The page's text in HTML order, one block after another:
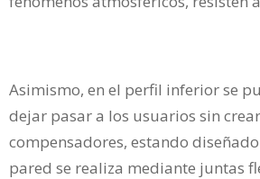
Asimismo, en el perfil inferior se
dejar pasar a los usuarios sin
compensadores, estando
pared se realiza mediante juntas